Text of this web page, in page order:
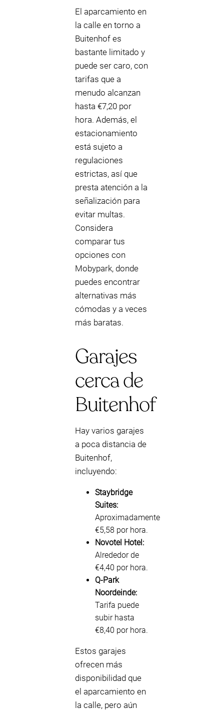
El aparcamiento en
la calle en torno a
Buitenhof es
bastante limitado y
puede ser caro, con
tarifas que a
menudo alcanzan
hasta €7,20 por
hora. Además, el
estacionamiento
está sujeto a
regulaciones
estrictas, así que
presta atención a la
señalización para
evitar multas.
Considera
comparar tus
opciones con
Mobypark, donde
puedes encontrar
alternativas más
cómodas y a veces
más baratas.
Garajes
cerca de
Buitenhof
Hay varios garajes
a poca distancia de
Buitenhof,
incluyendo:
Staybridge
Suites:
Aproximadamente
€5,58 por hora.
Novotel Hotel:
Alrededor de
€4,40 por hora.
Q-Park
Noordeinde:
Tarifa puede
subir hasta
€8,40 por hora.
Estos garajes
ofrecen más
disponibilidad que
el aparcamiento en
la calle, pero aún